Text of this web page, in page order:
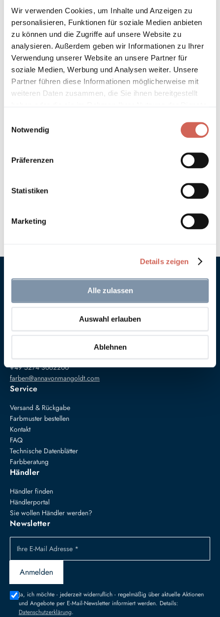
Wir verwenden Cookies, um Inhalte und Anzeigen zu
personalisieren, Funktionen für soziale Medien anbieten
zu können und die Zugriffe auf unsere Website zu
analysieren. Außerdem geben wir Informationen zu Ihrer
Verwendung unserer Website an unsere Partner für
soziale Medien, Werbung und Analysen weiter. Unsere
Partner führen diese Informationen möglicherweise mit
weiteren Daten zusammen, die Sie ihnen bereitgestellt
Notwendig
Präferenzen
Statistiken
Marketing
Details zeigen
Alle zulassen
Auswahl erlauben
Ablehnen
Auf den Wunschzettel
* Gilt für Lieferungen innerhalb Deutschlands, Lieferzeiten für andere
Länder entnehmen Sie bitte unserenVersandinformationen.
Technische Details und Hinweise
Verarbeitung
Umweltverträglichkeit
Technische Daten
Anna von Mangoldt GmbH & Co. KG
34414 Warburg
+49 5274 3062200
farben@annavonmangoldt.com
Service
Versand & Rückgabe
Farbmuster bestellen
Kontakt
FAQ
Technische Datenblätter
Farbberatung
Händler
Händler finden
Händlerportal
Sie wollen Händler werden?
Newsletter
Ihre E-Mail Adresse *
Anmelden
Ja, ich möchte - jederzeit widerruflich - regelmäßig über aktuelle Aktionen
und Angebote per E-Mail-Newsletter informiert werden. Details:
Datenschutzerklärung.